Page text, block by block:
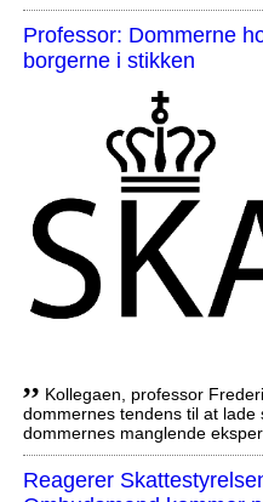
Professor: Dommerne
borgerne i stikken
,, Kollegaen, professor
dommernes tendens til at lade
dommernes manglende
Reagerer